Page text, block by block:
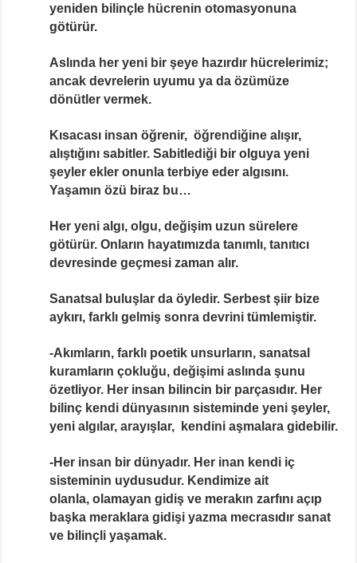
yeniden bilinçle hücrenin otomasyonuna
götürür.
Aslında her yeni bir şeye hazırdır hücrelerimiz;
ancak devrelerin uyumu ya da özümüze
dönütler vermek.
Kısacası insan öğrenir, öğrendiğine alışır,
alıştığını sabitler. Sabitlediği bir olguya yeni
şeyler ekler onunla terbiye eder algısını.
Yaşamın özü biraz bu…
Her yeni algı, olgu, değişim uzun sürelere
götürür. Onların hayatımızda tanımlı, tanıtıcı
devresinde geçmesi zaman alır.
Sanatsal buluşlar da öyledir. Serbest şiir bize
aykırı, farklı gelmiş sonra devrini tümlemiştir.
-Akımların, farklı poetik unsurların, sanatsal
kuramların çokluğu, değişimi aslında şunu
özetliyor. Her insan bilincin bir parçasıdır. Her
bilinç kendi dünyasının sisteminde yeni şeyler,
yeni algılar, arayışlar, kendini aşmalara gidebilir.
-Her insan bir dünyadır. Her inan kendi iç
sisteminin uydusudur. Kendimize ait
olanla, olamayan gidiş ve merakın zarfını açıp
başka meraklara gidişi yazma mecrasıdır sanat
ve bilinçli yaşamak.